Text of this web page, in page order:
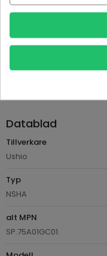
Returvillkor 14
PRODUKTDETALJER
TillverkareUshio
Datablad
Tillverkare
Ushio
Typ
NSHA
alt MPN
SP.75A01GC01